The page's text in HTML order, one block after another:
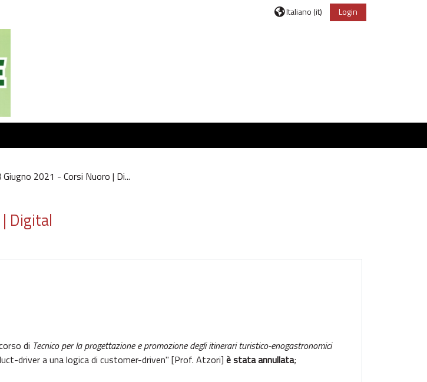
Italiano ‎(it)‎ Login
2021 - Corsi Nuoro | Di...
Digital
di Tecnico per la progettazione e promozione degli itinerari turistico-enogastronomici
driver a una logica di customer-driven" [Prof. Atzori] è stata annullata;